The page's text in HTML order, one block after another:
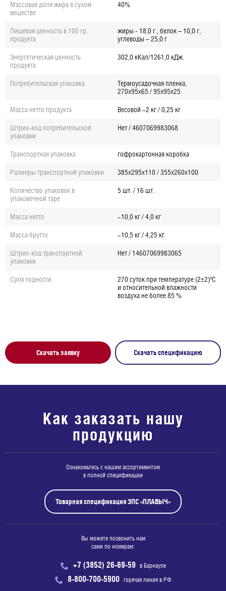
Массовая доля жира в сухом
веществе
40%
Пищевая ценность в 100 гр.
продукта
жиры - 18,0 г., белок – 10,0 г,
углеводы – 25,0 г
Энергетическая ценность
продукта
302,0 кКал/1261,0 кДж.
Потребительская упаковка
Термоусадочная пленка,
270х95х65 / 95х95х25
Масса нетто продукта Весовой ~2 кг / 0,25 кг
Штрих-код потребительской
упаковки
Нет / 4607069983068
Транспортная упаковка гофрокартонная коробка
Размеры транспортной упаковки 385х295х110 / 355х260х100
Количество упаковок в
упаковочной таре
5 шт. / 16 шт.
Масса нетто ~10,0 кг / 4,0 кг
Масса брутто ~10,5 кг / 4,25 кг
Штрих-код транспортной
упаковки
Нет / 14607069983065
Срок годности
270 суток при температуре (2±2)ºС
и относительной влажности
воздуха не более 85 %
Скачать заявку Скачать спецификацию
Как заказать нашу
продукцию
Ознакомьтесь с нашим ассортиментом
в полной спецификации
Товарная спецификация ЗПС «ПЛАВЫЧ»
Вы можете позвонить нам
сами по номерам:
+7 (3852) 26-69-59 в Барнауле
8-800-700-5900 горячая линия в РФ